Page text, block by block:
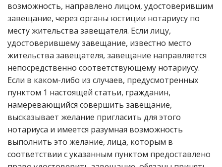
возможность, направлено лицом, удостоверившим
завещание, через органы юстиции нотариусу по
месту жительства завещателя. Если лицу,
удостоверившему завещание, известно место
жительства завещателя, завещание направляется
непосредственно соответствующему нотариусу.
Если в каком-либо из случаев, предусмотренных
пунктом 1 настоящей статьи, гражданин,
намеревающийся совершить завещание,
высказывает желание пригласить для этого
нотариуса и имеется разумная возможность
выполнить это желание, лица, которым в
соответствии с указанным пунктом предоставлено